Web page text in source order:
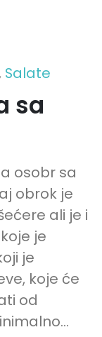
Salate
sa
osobr sa
obrok je
ali je i
je
je
koje će
od